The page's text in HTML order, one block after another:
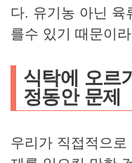
다. 유기농 아닌 육
를수 있기 때문이
식탁에 오르
정동안 문제
우리가 직접적으